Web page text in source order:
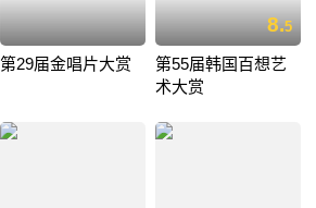
第29届金唱片大赏
8.5
第55届韩国百想艺
术大赏